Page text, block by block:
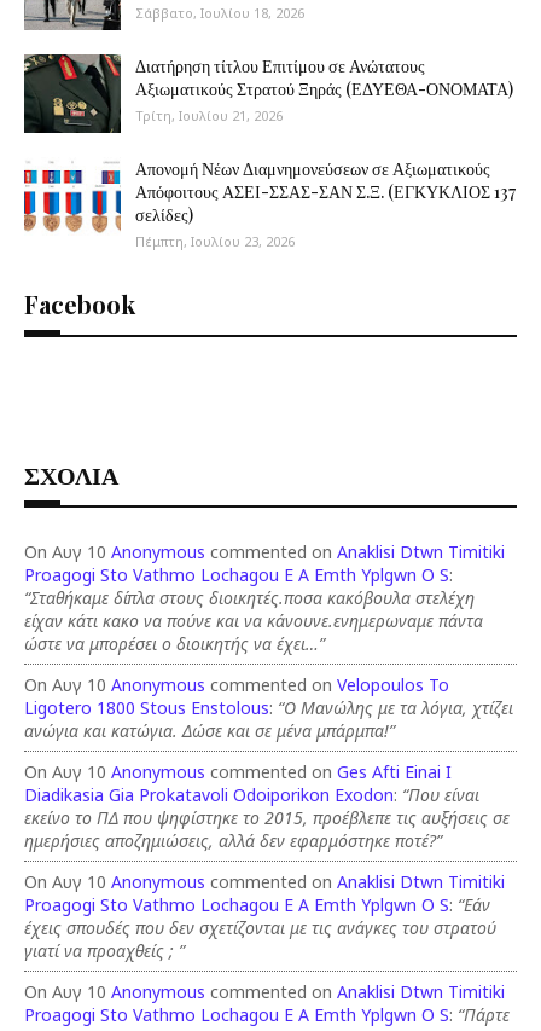
Σάββατο, Ιουλίου 18, 2026
Διατήρηση τίτλου Επιτίμου σε Ανώτατους
Αξιωματικούς Στρατού Ξηράς (ΕΔΥΕΘΑ-ΟΝΟΜΑΤΑ)
Τρίτη, Ιουλίου 21, 2026
Απονομή Νέων Διαμνημονεύσεων σε Αξιωματικούς
Απόφοιτους ΑΣΕΙ-ΣΣΑΣ-ΣΑΝ Σ.Ξ. (ΕΓΚΥΚΛΙΟΣ 137
σελίδες)
Πέμπτη, Ιουλίου 23, 2026
Facebook
ΣΧΟΛΙΑ
On Αυγ 10 Anonymous commented on Anaklisi Dtwn Timitiki
Proagogi Sto Vathmo Lochagou E A Emth Yplgwn O S:
“Σταθήκαμε δίπλα στους διοικητές.ποσα κακόβουλα στελέχη
είχαν κάτι κακο να πούνε και να κάνουνε.ενημερωναμε πάντα
ώστε να μπορέσει ο διοικητής να έχει…”
On Αυγ 10 Anonymous commented on Velopoulos To
Ligotero 1800 Stous Enstolous: “Ο Μανώλης με τα λόγια, χτίζει
ανώγια και κατώγια. Δώσε και σε μένα μπάρμπα!”
On Αυγ 10 Anonymous commented on Ges Afti Einai I
Diadikasia Gia Prokatavoli Odoiporikon Exodon: “Που είναι
εκείνο το ΠΔ που ψηφίστηκε το 2015, προέβλεπε τις αυξήσεις σε
ημερήσιες αποζημιώσεις, αλλά δεν εφαρμόστηκε ποτέ?”
On Αυγ 10 Anonymous commented on Anaklisi Dtwn Timitiki
Proagogi Sto Vathmo Lochagou E A Emth Yplgwn O S: “Εάν
έχεις σπουδές που δεν σχετίζονται με τις ανάγκες του στρατού
γιατί να προαχθείς ; ”
On Αυγ 10 Anonymous commented on Anaklisi Dtwn Timitiki
Proagogi Sto Vathmo Lochagou E A Emth Yplgwn O S: “Πάρτε